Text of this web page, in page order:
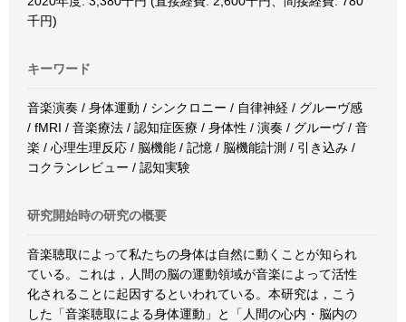
千円)
キーワード
音楽演奏 / 身体運動 / シンクロニー / 自律神経 / グルーヴ感
/ fMRI / 音楽療法 / 認知症医療 / 身体性 / 演奏 / グルーヴ / 音
楽 / 心理生理反応 / 脳機能 / 記憶 / 脳機能計測 / 引き込み /
コクランレビュー / 認知実験
研究開始時の研究の概要
音楽聴取によって私たちの身体は自然に動くことが知られ
ている。これは，人間の脳の運動領域が音楽によって活性
化されることに起因するといわれている。本研究は，こう
した「音楽聴取による身体運動」と「人間の心内・脳内の